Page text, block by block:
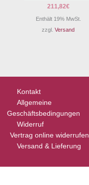
211,82€
Enthält 19% MwSt.
zzgl. Versand
Kontakt
Allgemeine
Geschäftsbedingungen
Widerruf
Vertrag online widerrufen
Versand & Lieferung